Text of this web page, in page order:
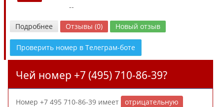
--
Подробнее Отзывы (0) Новый отзыв
Проверить номер в Телеграм-боте
Чей номер +7 (495) 710-86-39?
Номер +7 495 710-86-39 имеет
отрицательную